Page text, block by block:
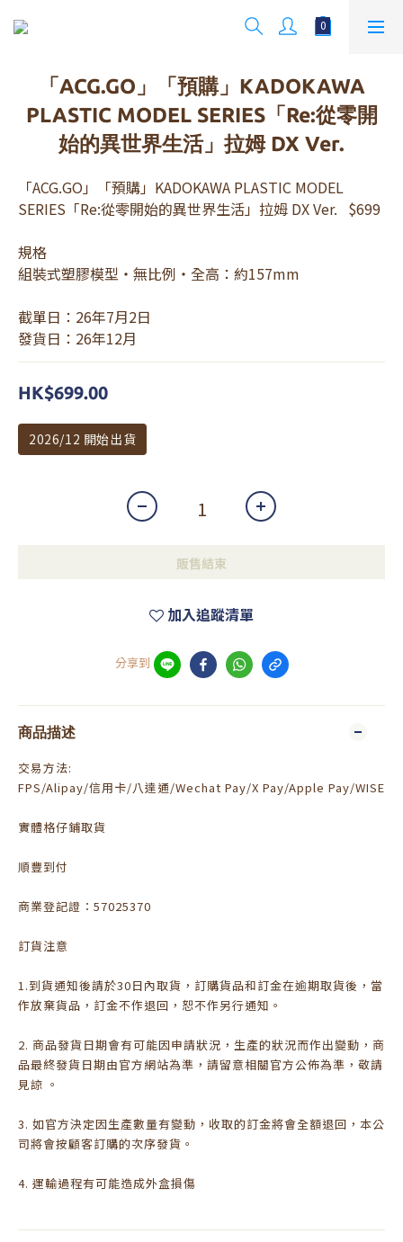
「ACG.GO」「預購」KADOKAWA
PLASTIC MODEL SERIES「Re:從零開
始的異世界生活」拉姆 DX Ver.
「ACG.GO」「預購」KADOKAWA PLASTIC MODEL
SERIES「Re:從零開始的異世界生活」拉姆 DX Ver.   $699
規格
組裝式塑膠模型・無比例・全高：約157mm
截單日：26年7月2日
發貨日：26年12月
HK$699.00
2026/12 開始出貨
販售結束
加入追蹤清單
分享到
商品描述
交易方法:
FPS/Alipay/信用卡/八達通/Wechat Pay/X Pay/Apple Pay/WISE
實體格仔鋪取貨
順豐到付
商業登記證：57025370
訂貨注意
1.到貨通知後請於30日內取貨，訂購貨品和訂金在逾期取貨後，當
作放棄貨品，訂金不作退回，恕不作另行通知。
2. 商品發貨日期會有可能因申請狀況，生產的狀況而作出變動，商
品最終發貨日期由官方網站為準，請留意相關官方公佈為準，敬請
見諒 。
3. 如官方決定因生產數量有變動，收取的訂金將會全額退回，本公
司將會按顧客訂購的次序發貨。
4. 運輸過程有可能造成外盒損傷